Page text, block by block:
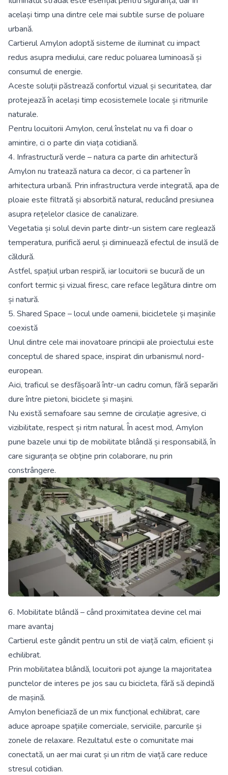
același timp una dintre cele mai subtile surse de poluare
urbană.
Cartierul Amylon adoptă sisteme de iluminat cu impact
redus asupra mediului, care reduc poluarea luminoasă și
consumul de energie.
Aceste soluții păstrează confortul vizual și securitatea, dar
protejează în același timp ecosistemele locale și ritmurile
naturale.
Pentru locuitorii Amylon, cerul înstelat nu va fi doar o
amintire, ci o parte din viața cotidiană.
4. Infrastructură verde – natura ca parte din arhitectură
Amylon nu tratează natura ca decor, ci ca partener în
arhitectura urbană. Prin infrastructura verde integrată, apa de
ploaie este filtrată și absorbită natural, reducând presiunea
asupra rețelelor clasice de canalizare.
Vegetatia și solul devin parte dintr-un sistem care reglează
temperatura, purifică aerul și diminuează efectul de insulă de
căldură.
Astfel, spațiul urban respiră, iar locuitorii se bucură de un
confort termic și vizual firesc, care reface legătura dintre om
și natură.
5. Shared Space – locul unde oamenii, bicicletele și mașinile
coexistă
Unul dintre cele mai inovatoare principii ale proiectului este
conceptul de shared space, inspirat din urbanismul nord-
european.
Aici, traficul se desfășoară într-un cadru comun, fără separări
dure între pietoni, biciclete și mașini.
Nu există semafoare sau semne de circulație agresive, ci
vizibilitate, respect și ritm natural. În acest mod, Amylon
pune bazele unui tip de mobilitate blândă și responsabilă, în
care siguranța se obține prin colaborare, nu prin
constrângere.
6. Mobilitate blândă – când proximitatea devine cel mai
mare avantaj
Cartierul este gândit pentru un stil de viață calm, eficient și
echilibrat.
Prin mobilitatea blândă, locuitorii pot ajunge la majoritatea
punctelor de interes pe jos sau cu bicicleta, fără să depindă
de mașină.
Amylon beneficiază de un mix funcțional echilibrat, care
aduce aproape spațiile comerciale, serviciile, parcurile și
zonele de relaxare. Rezultatul este o comunitate mai
conectată, un aer mai curat și un ritm de viață care reduce
stresul cotidian.